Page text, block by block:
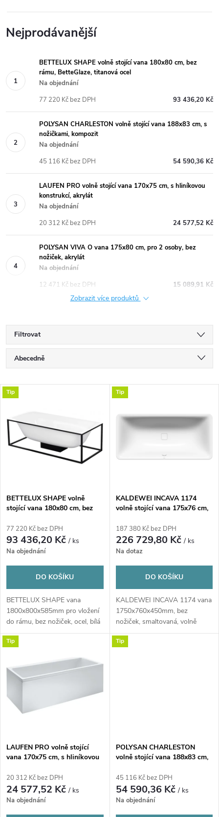
Nejprodávanější
BETTELUX SHAPE volně stojící vana 180x80 cm, bez
rámu, BetteGlaze, titanová ocel
Na objednání
93 436,20 Kč
77 220 Kč bez DPH
POLYSAN CHARLESTON volně stojící vana 188x83 cm, s
nožičkami, kompozit
Na objednání
54 590,36 Kč
45 116 Kč bez DPH
LAUFEN PRO volně stojící vana 170x75 cm, s hliníkovou
konstrukcí, akrylát
Na objednání
24 577,52 Kč
20 312 Kč bez DPH
POLYSAN VIVA O vana 175x80 cm, pro 2 osoby, bez
nožiček, akrylát
Na objednání
15 089,91 Kč
12 471 Kč bez DPH
Zobrazit více produktů
Filtrovat
Ř
a
e
p
r
o
u
k
t
ů
Abecedně
Nejdražší
V
ý
p
s
p
r
o
d
u
k
t
ů
Tip
BETTELUX SHAPE volně
stojící vana 180x80 cm, bez
ocel
77 220 Kč bez DPH
93 436,20 Kč/ ks
Na objednání
DO KOŠÍKU
BETTELUX SHAPE vana
1800x800x585mm pro vložení
do rámu, bez nožiček, ocel, bílá
Tip
KALDEWEI INCAVA 1174
volně stojící vana 175x76 cm,
smaltovaná ocel, Perl-Effekt
187 380 Kč bez DPH
226 729,80 Kč/ ks
Na dotaz
DO KOŠÍKU
KALDEWEI INCAVA 1174 vana
1750x760x450mm, bez
nožiček, smaltovaná, volně
stojící, včetně odtokové...
Tip
LAUFEN PRO volně stojící
vana 170x75 cm, s hliníkovou
20 312 Kč bez DPH
24 577,52 Kč/ ks
Na objednání
Tip
POLYSAN CHARLESTON
volně stojící vana 188x83 cm,
45 116 Kč bez DPH
54 590,36 Kč/ ks
Na objednání